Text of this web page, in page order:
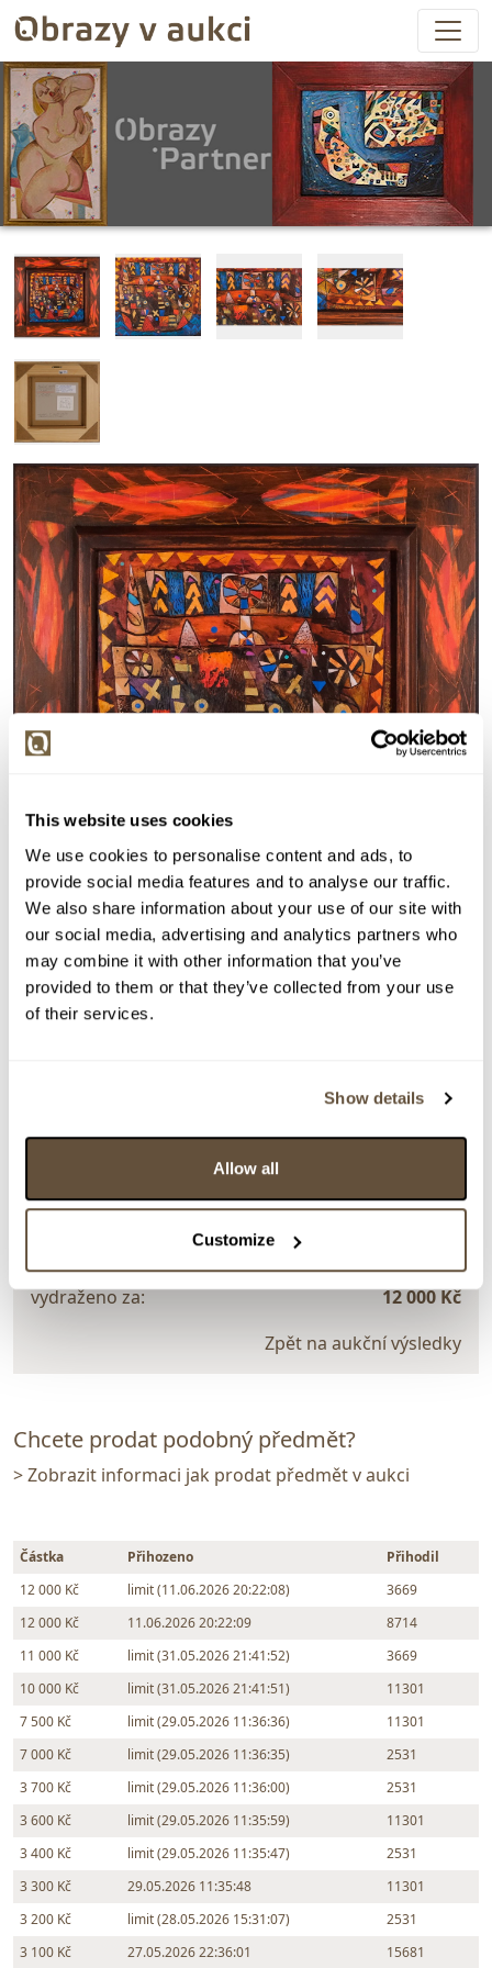
This website uses cookies
We use cookies to personalise content and ads, to
provide social media features and to analyse our traffic.
We also share information about your use of our site with
our social media, advertising and analytics partners who
may combine it with other information that you’ve
provided to them or that they’ve collected from your use
of their services.
Show details
Allow all
Customize
Detail položky
> Zobrazit detail položky a informace o autorovi
> zpět na aukční výsledky
11.06.2026 20:25:09
Vyvolávací cena:
3 000 Kč
vydraženo za:
12 000 Kč
Zpět na aukční výsledky
Chcete prodat podobný předmět?
> Zobrazit informaci jak prodat předmět v aukci
Částka Přihozeno
Přihodil
12 000 Kč
limit (11.06.2026 20:22:08)
3669
12 000 Kč
11.06.2026 20:22:09
8714
11 000 Kč
limit (31.05.2026 21:41:52)
3669
10 000 Kč
limit (31.05.2026 21:41:51)
11301
7 500 Kč
limit (29.05.2026 11:36:36)
11301
7 000 Kč
limit (29.05.2026 11:36:35)
2531
3 700 Kč
limit (29.05.2026 11:36:00)
2531
3 600 Kč
limit (29.05.2026 11:35:59)
11301
3 400 Kč
limit (29.05.2026 11:35:47)
2531
3 300 Kč
29.05.2026 11:35:48
11301
3 200 Kč
limit (28.05.2026 15:31:07)
2531
3 100 Kč
27.05.2026 22:36:01 15681